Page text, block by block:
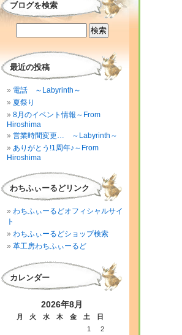
ブログを検索
最近の投稿
電話 ～Labyrinth～
夏祭り
8月のイベント情報～From
Hiroshima
営業時間変更… ～Labyrinth～
ありがとう!1周年♪～From
Hiroshima
わちふぃーるどリンク
わちふぃーるどオフィシャルサイ
ト
わちふぃーるどショップ検索
革工房わちふぃーるど
カレンダー
2026年8月
月 火 水 木 金 土
日
1
2